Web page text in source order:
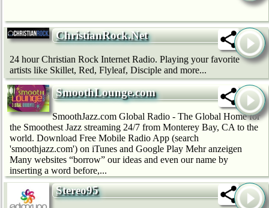
ChristianRock.Net
24 hour Christian Rock Internet Radio. Playing your favorite
artists like Skillet, Red, Flyleaf, Disciple and more...
SmoothLounge.com
SmoothJazz.com Global Radio - The Global Home for
the Smoothest Jazz streaming 24/7 from Monterey Bay, CA to the
world. Download Free Mobile Radio App (search
'smoothjazz.com') on iTunes and Google Play Mehr anzeigen
Many websites “borrow” our ideas and even our name by
inserting a word before,...
Stereo95